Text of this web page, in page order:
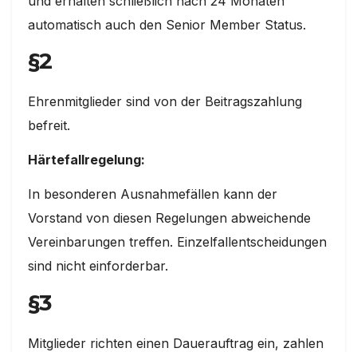
automatisch auch den Senior Member Status.
§2
Ehrenmitglieder sind von der Beitragszahlung
befreit.
Härtefallregelung:
In besonderen Ausnahmefällen kann der
Vorstand von diesen Regelungen abweichende
Vereinbarungen treffen. Einzelfallentscheidungen
sind nicht einforderbar.
§3
Mitglieder richten einen Dauerauftrag ein, zahlen